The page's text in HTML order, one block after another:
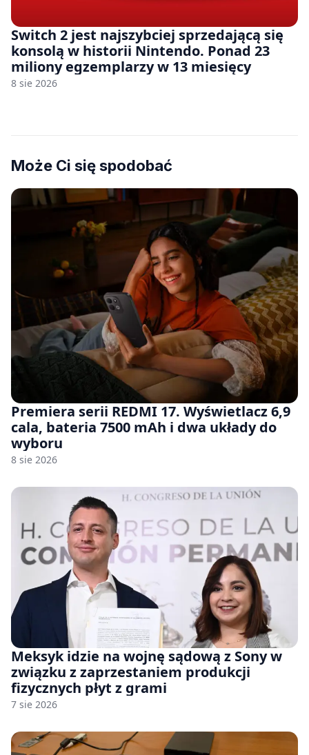
Switch 2 jest najszybciej sprzedającą się
konsolą w historii Nintendo. Ponad 23
miliony egzemplarzy w 13 miesięcy
8 sie 2026
Może Ci się spodobać
Premiera serii REDMI 17. Wyświetlacz 6,9
cala, bateria 7500 mAh i dwa układy do
wyboru
8 sie 2026
Meksyk idzie na wojnę sądową z Sony w
związku z zaprzestaniem produkcji
fizycznych płyt z grami
7 sie 2026